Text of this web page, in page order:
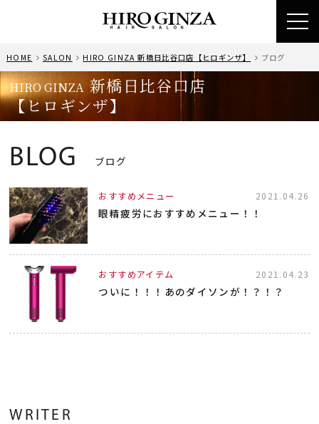
HOME SALON HIRO GINZA 新橋日比谷口店【ヒロギンザ】 ブログ
HIRO GINZA 新橋日比谷口店
【ヒロギンザ】
BLOG ブログ
おすすめメニュー 2021.04.26
眼精疲労におすすめメニュー！！
おすすめアイテム 2021.04.23
ついに！！！あのダイソンが！？！？
WRITER